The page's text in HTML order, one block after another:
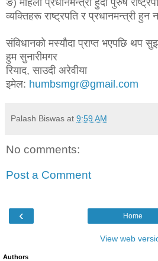
व्यक्तिहरू राष्ट्रपति र प्रधानमन्त्री हुन
संविधानको मस्यौदा प्राप्त भएपछि थप
हुम सुनारीमगर
रियाद, साउदी अरेवीया
इमेल: humbsmgr@gmail.com
Palash Biswas at 9:59 AM
No comments:
Post a Comment
‹ Home
View web
Authors